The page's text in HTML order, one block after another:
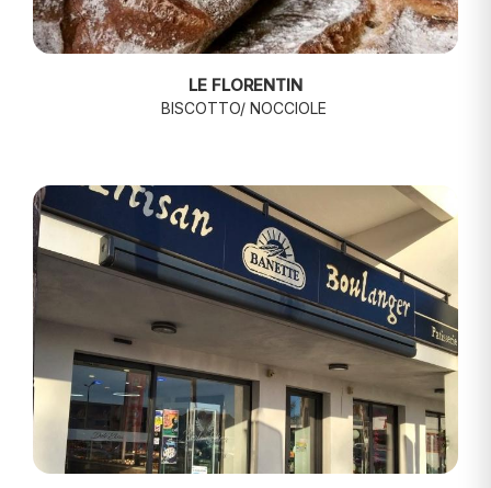
LE FLORENTIN
BISCOTTO/ NOCCIOLE